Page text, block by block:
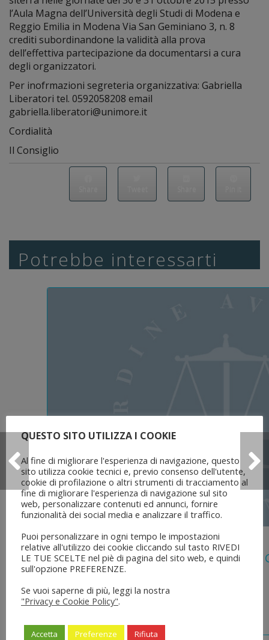
l’Aula Magna dell’Università degli Studi di Modena e
Reggio Emilia in Modena Via San Geminiano 3, n. 8
crediti subordinandone la validità alla prova
dell’effettiva partecipazione da documentarsi a cura
degli organizzatori.
Per inofrmazioni segreteria organizzativa: Gabriella
Liberatori tel. 0592058208 email
gabriella.liberatori@unimore.it
Cordialità
Il Consiglio
Potrebbe interessarti
5 Agosto 2026
Legge 28 Luglio 2026 N. 137 “delega
Dell’ordinamento Forense”
QUESTO SITO UTILIZZA I COOKIE
Al fine di migliorare l'esperienza di navigazione, questo
sito utilizza cookie tecnici e, previo consenso dell'utente,
cookie di profilazione o altri strumenti di tracciamento al
fine di migliorare l'esperienza di navigazione sul sito
web, personalizzare contenuti ed annunci, fornire
funzionalità dei social media e analizzare il traffico.
Puoi personalizzare in ogni tempo le impostazioni
relative all'utilizzo dei cookie cliccando sul tasto RIVEDI
LE TUE SCELTE nel piè di pagina del sito web, e quindi
sull'opzione PREFERENZE.
Se vuoi saperne di più, leggi la nostra
"Privacy e Cookie Policy".
Accetta Preferenze Rifiuta